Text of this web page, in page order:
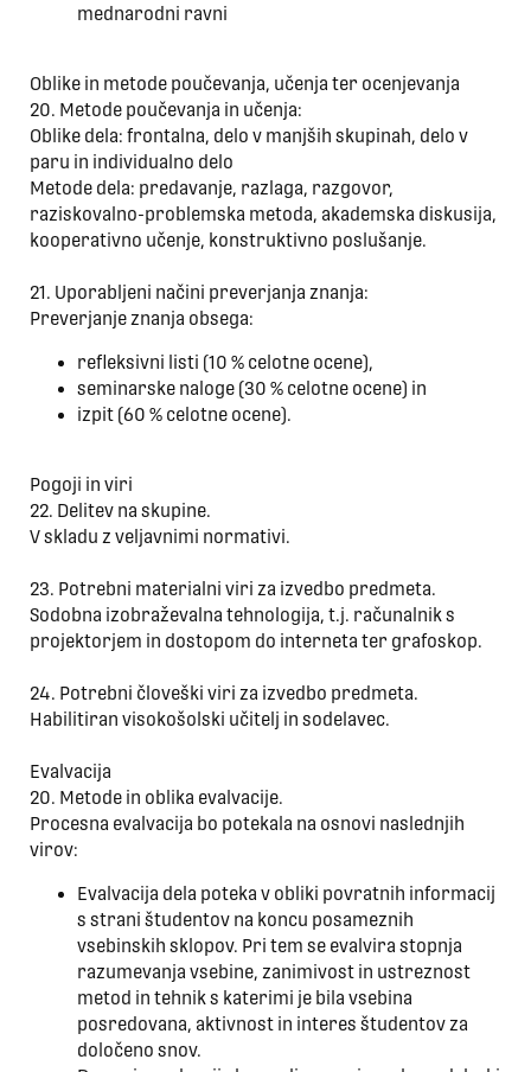
mednarodni ravni
Oblike in metode poučevanja, učenja ter ocenjevanja
20. Metode poučevanja in učenja:
Oblike dela: frontalna, delo v manjših skupinah, delo v
paru in individualno delo
Metode dela: predavanje, razlaga, razgovor,
raziskovalno-problemska metoda, akademska diskusija,
kooperativno učenje, konstruktivno poslušanje.
21. Uporabljeni načini preverjanja znanja:
Preverjanje znanja obsega:
refleksivni listi (10 % celotne ocene),
seminarske naloge (30 % celotne ocene) in
izpit (60 % celotne ocene).
Pogoji in viri
22. Delitev na skupine.
V skladu z veljavnimi normativi.
23. Potrebni materialni viri za izvedbo predmeta.
Sodobna izobraževalna tehnologija, t.j. računalnik s
projektorjem in dostopom do interneta ter grafoskop.
24. Potrebni človeški viri za izvedbo predmeta.
Habilitiran visokošolski učitelj in sodelavec.
Evalvacija
20. Metode in oblika evalvacije.
Procesna evalvacija bo potekala na osnovi naslednjih
virov:
Evalvacija dela poteka v obliki povratnih informacij
s strani študentov na koncu posameznih
vsebinskih sklopov. Pri tem se evalvira stopnja
razumevanja vsebine, zanimivost in ustreznost
metod in tehnik s katerimi je bila vsebina
posredovana, aktivnost in interes študentov za
določeno snov.